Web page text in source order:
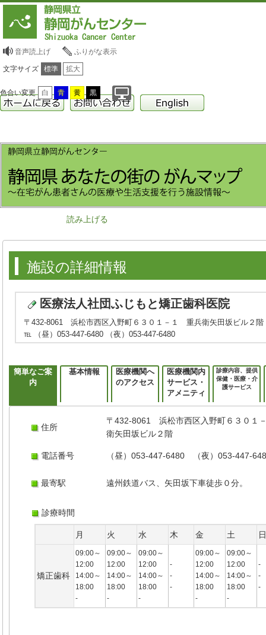
音声読上げ ふりがな表示
文字サイズ 標準 拡大
色合い変更 白 青 黄 黒
読み上げる
施設の詳細情報
医療法人社団ふじもと矯正歯科医院
〒432-8061 浜松市西区入野町６３０１－１ 重兵衛矢田坂ビル２階
℡ （昼）053-447-6480 （夜）053-447-6480
簡単なご案
内
基本情報
医療機関へ
のアクセス
医療機関内
サービス・
アメニティ
診療内容、提供
保健・医療・介
護サービス
住所
〒432-8061 浜松市西区入野町６３０１
衛矢田坂ビル２階
電話番号 （昼）053-447-6480 （夜）053-447-
最寄駅 遠州鉄道バス、矢田坂下車徒歩０分。
診療時間
月 火 水 木 金 土
矯正歯科
09:00～
12:00
14:00～
18:00
-
09:00～
12:00
14:00～
18:00
-
09:00～
12:00
14:00～
18:00
-
-
-
-
09:00～
12:00
14:00～
18:00
-
09:00～
12:00
14:00～
18:00
-
-
-
-